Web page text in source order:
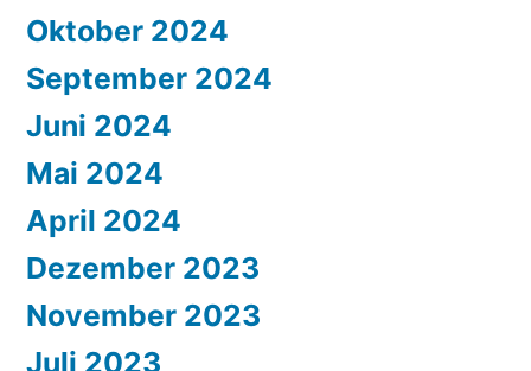
Oktober 2024
September 2024
Juni 2024
Mai 2024
April 2024
Dezember 2023
November 2023
Juli 2023